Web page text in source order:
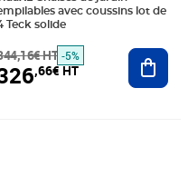
au panier
avec coussins lot de
Teck solide
HT -5%
,66€ HT